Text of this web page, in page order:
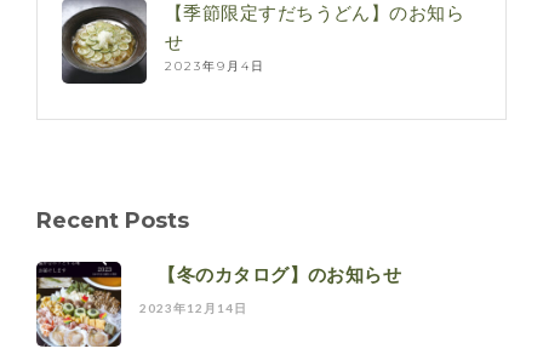
【季節限定すだちうどん】のお知ら
せ
2023年9月4日
Recent Posts
【冬のカタログ】のお知らせ
2023年12月14日